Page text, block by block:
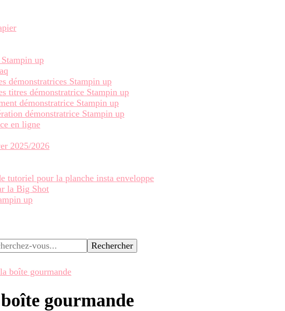
up
démonstratrices Stampin up
titres démonstratrice Stampin up
démonstratrice Stampin up
démonstratrice Stampin up
en ligne
2025/2026
tutoriel pour la planche insta enveloppe
la Big Shot
up
boîte gourmande
gourmande